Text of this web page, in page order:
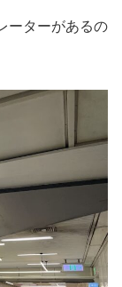
ーターがあるの